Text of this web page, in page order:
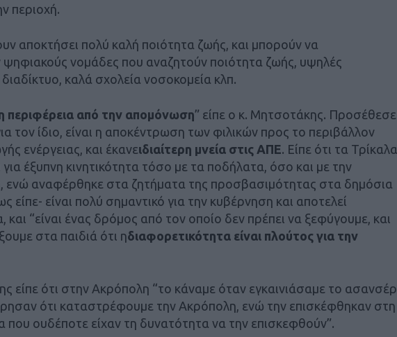
περιοχή.
αποκτήσει πολύ καλή ποιότητα ζωής, και μπορούν να
νομάδες που αναζητούν ποιότητα ζωής, υψηλές
καλά σχολεία νοσοκομεία κλπ.
περιφέρεια από την απομόνωση” είπε ο κ. Μητσοτάκης. Προσέθεσε
τον ίδιο, είναι η αποκέντρωση των φιλικών προς το περιβάλλον
ενέργειας, και έκανειδιαίτερη μνεία στις ΑΠΕ. Είπε ότι τα Τρίκαλα
έξυπνη κινητικότητα τόσο με τα ποδήλατα, όσο και με την
ενώ αναφέρθηκε στα ζητήματα της προσβασιμότητας στα δημόσια
είπε- είναι πολύ σημαντικό για την κυβέρνηση και αποτελεί
και “είναι ένας δρόμος από τον οποίο δεν πρέπει να ξεφύγουμε, και
στα παιδιά ότι ηδιαφορετικότητα είναι πλούτος για την
είπε ότι στην Ακρόπολη “το κάναμε όταν εγκαινιάσαμε το ασανσέρ
ότι καταστρέφουμε την Ακρόπολη, ενώ την επισκέφθηκαν στη
που ουδέποτε είχαν τη δυνατότητα να την επισκεφθούν”.